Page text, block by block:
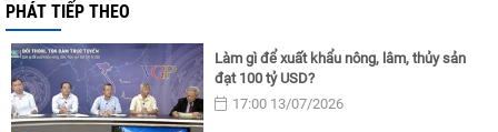
PHÁT TIẾP THEO
Làm gì để xuất khẩu nông, lâm, thủy sản
đạt 100 tỷ USD?
17:00 13/07/2026